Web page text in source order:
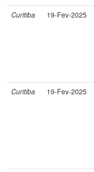
Curitiba 19-Fev-2025
Curitiba 19-Fev-2025